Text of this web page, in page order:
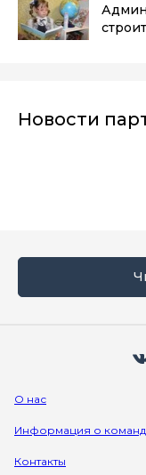
Новости
О нас
Информация о
Контакты